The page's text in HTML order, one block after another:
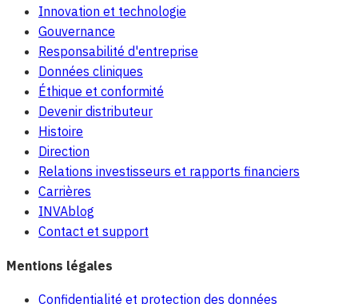
Innovation et technologie
Gouvernance
Responsabilité d'entreprise
Données cliniques
Éthique et conformité
Devenir distributeur
Histoire
Direction
Relations investisseurs et rapports financiers
Carrières
INVAblog
Contact et support
Mentions légales
Confidentialité et protection des données